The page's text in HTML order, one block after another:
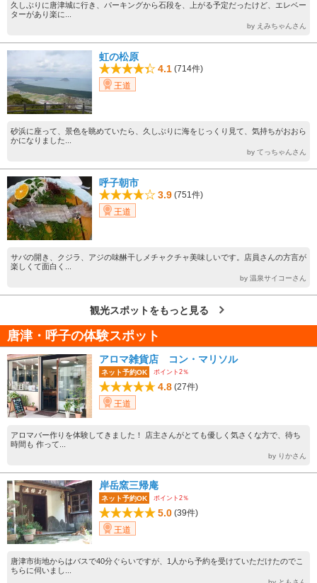
久しぶりに唐津城に行き、パーキングから石段を、上がる予定だったけど、エレベー
ターがあり楽に...
by えみちゃんさん
虹の松原
4.1 (714件)
王道
砂浜に座って、景色を眺めていたら、久しぶりに海をじっくり見て、気持ちがおおら
かになりました...
by てっちゃんさん
呼子朝市
3.9 (751件)
王道
サバの開き、クジラ、アジの味醂干しメチャクチャ美味しいです。店員さんの方言が
楽しくて面白く...
by 温泉サイコーさん
観光スポットをもっと見る
唐津・呼子の体験スポット
アロマ雑貨店 コン・マリソル
ネット予約OK ポイント2％
4.8 (27件)
王道
アロマバー作りを体験してきました！ 店主さんがとても優しく気さくな方で、待ち
時間も 作って...
by りかさん
岸岳窯三帰庵
ネット予約OK ポイント2％
5.0 (39件)
王道
唐津市街地からはバスで40分ぐらいですが、1人から予約を受けていただけたのでこ
ちらに伺いまし...